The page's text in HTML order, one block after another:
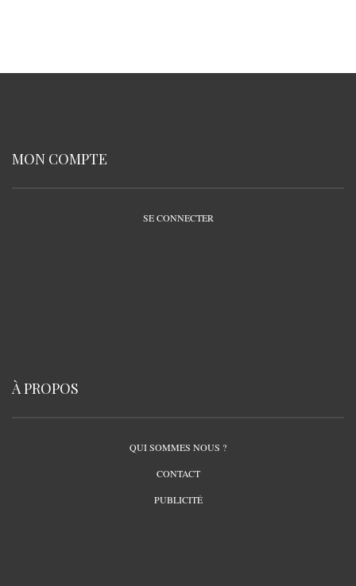
MON COMPTE
SE CONNECTER
À PROPOS
QUI SOMMES NOUS ?
CONTACT
PUBLICITÉ